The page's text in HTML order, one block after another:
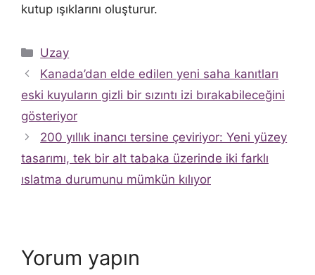
kutup ışıklarını oluşturur.
Kategoriler
Uzay
Kanada’dan elde edilen yeni saha kanıtları
eski kuyuların gizli bir sızıntı izi bırakabileceğini
gösteriyor
200 yıllık inancı tersine çeviriyor: Yeni yüzey
tasarımı, tek bir alt tabaka üzerinde iki farklı
ıslatma durumunu mümkün kılıyor
Yorum yapın